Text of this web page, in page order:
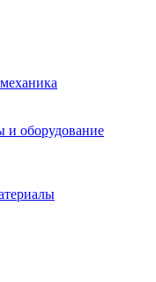
и оборудование